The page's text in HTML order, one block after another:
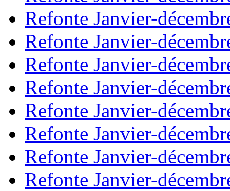
Refonte Janvier-
Refonte Janvier-
Refonte Janvier-
Refonte Janvier-
Refonte Janvier-
Refonte Janvier-
Refonte Janvier-
Refonte Janvier-